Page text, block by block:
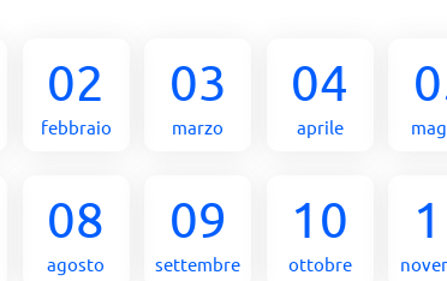
02
febbraio
03
marzo
04
aprile
08
agosto
09
settembre
10
ottobre